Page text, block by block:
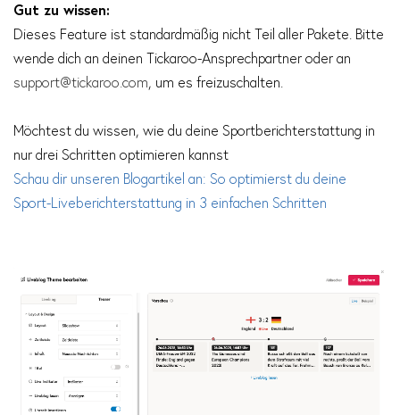
Gut zu wissen:
Dieses Feature ist standardmäßig nicht Teil aller Pakete. Bitte
wende dich an deinen Tickaroo-Ansprechpartner oder an
support@tickaroo.com, um es freizuschalten.
Möchtest du wissen, wie du deine Sportberichterstattung in
nur drei Schritten optimieren kannst
Schau dir unseren Blogartikel an: So optimierst du deine
Sport-Liveberichterstattung in 3 einfachen Schritten